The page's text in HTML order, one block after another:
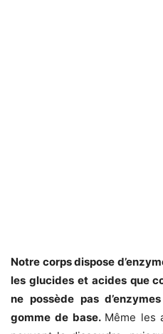
Notre corps dispose
les glucides et acides que
ne possède pas
gomme de base. Même les